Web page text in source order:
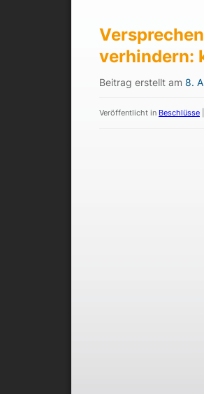
verhindern:
Beitrag erstellt am 8.
Veröffentlicht in Beschlüsse